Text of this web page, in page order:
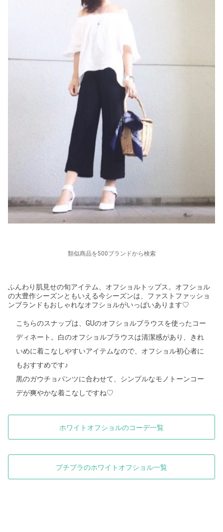
類似商品を500ブランドから検索
ふんわり肌見せの旬アイテム、オフショルトップス。オフショル
の大豊作シーズンともいえる今シーズンは、ファストファッショ
ンブランドもおしゃれなオフショルがいっぱいあります♡
こちらのスナップは、GUのオフショルブラウスを使ったコー
ディネート。白のオフショルブラウスは清潔感があり、きれ
いめに着こなしやすいアイテムなので、オフショル初心者に
もおすすめです♪
黒のガウチョパンツに合わせて、シンプルなモノトーンコー
デが爽やかな着こなしですね♡
ホワイトオフショルのコーデ一覧
プチプラのホワイトオフショル一覧